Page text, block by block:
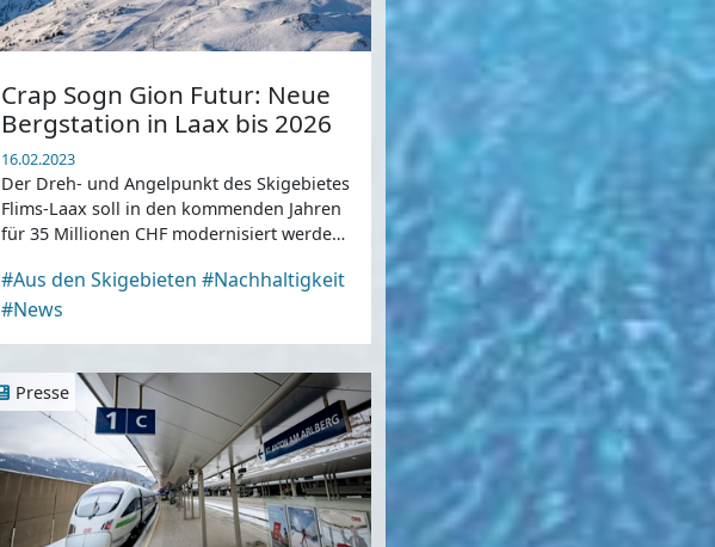
Crap Sogn Gion Futur: Neue
Bergstation in Laax bis 2026
16.02.2023
Der Dreh- und Angelpunkt des Skigebietes
Flims-Laax soll in den kommenden Jahren
für 35 Millionen CHF modernisiert werden
#Aus den Skigebieten #Nachhaltigkeit
#News
Presse